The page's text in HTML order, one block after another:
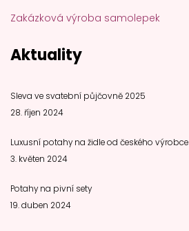
Zakázková výroba samolepek
Aktuality
Sleva ve svatební půjčovně 2025
28. říjen 2024
Luxusní potahy na židle od českého výrobce
3. květen 2024
Potahy na pivní sety
19. duben 2024